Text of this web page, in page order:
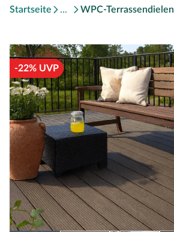
Startseite WPC-Terrassendielen
-22% UVP